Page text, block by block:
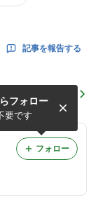
記事を報告する
轉：從傳統技藝
的身體療癒觀
フォロー
要です
フォロー